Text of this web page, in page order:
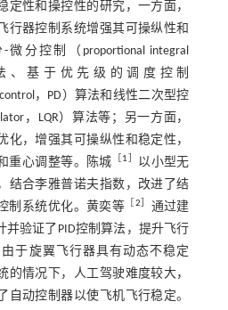
定性和操控性的研究，一方面，
行器控制系统增强其可操纵性和
分控制（proportional integral
、基于优先级的调度控制
control，PD）算法和线性二次型控
，LQR）算法等；另一方面，
化，增强其可操纵性和稳定性，
重心调整等。陈城
1
以小型无
结合李雅普诺夫指数，改进了结
制系统优化。黄奕等
2
通过建
并验证了PID控制算法，提升飞行
于旋翼飞行器具有动态不稳定
的情况下，人工驾驶难度较大，
自动控制器以使飞机飞行稳定。